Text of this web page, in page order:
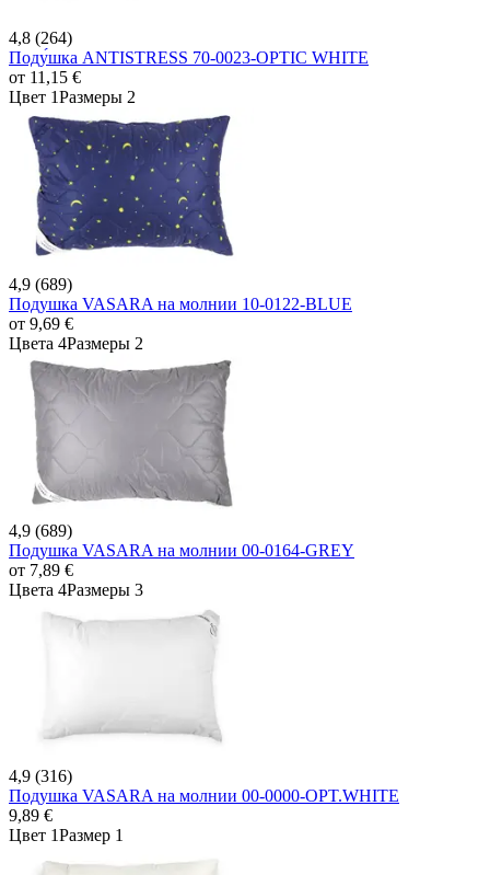
4,8 (264)
Поду́шка ANTISTRESS 70-0023-OPTIC WHITE
от 11,15 €
Цвет 1Размеры 2
4,9 (689)
Подушка VASARA на молнии 10-0122-BLUE
от 9,69 €
Цвета 4Размеры 2
4,9 (689)
Подушка VASARA на молнии 00-0164-GREY
от 7,89 €
Цвета 4Размеры 3
4,9 (316)
Подушка VASARA на молнии 00-0000-OPT.WHITE
9,89 €
Цвет 1Размер 1